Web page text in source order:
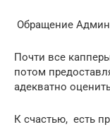
Обращение
Почти все
потом
адекватно
К счастью, есть